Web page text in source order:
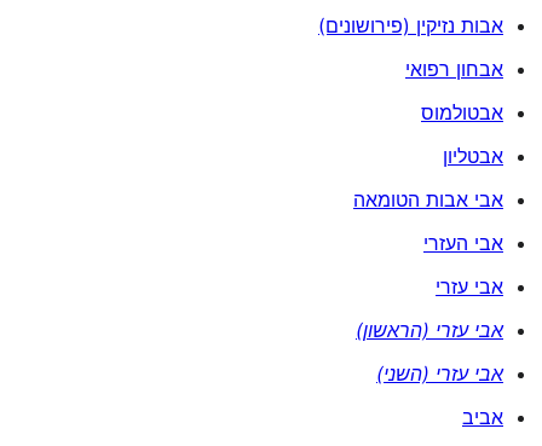
אבות נזיקין (פירושונים)
אבחון רפואי
אבטולמוס
אבטליון
אבי אבות הטומאה
אבי העזרי
אבי עזרי
אבי עזרי (הראשון)
אבי עזרי (השני)
אביב